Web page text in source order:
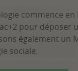
commence en
pour déposer
également un
sociale.